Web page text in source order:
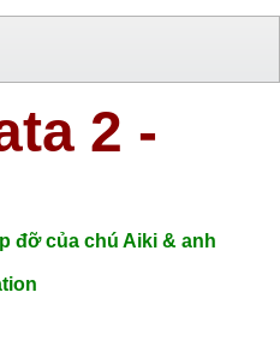
2 -
đỡ của chú Aiki & anh